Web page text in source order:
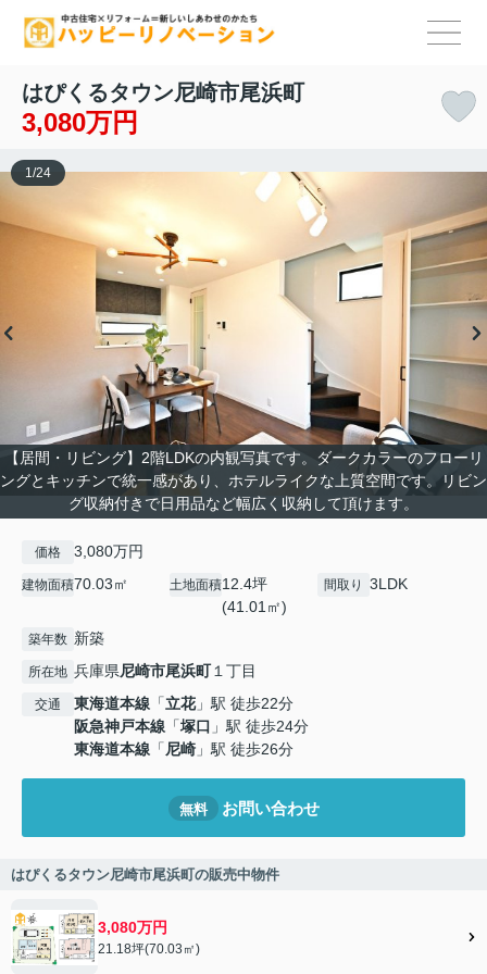
はぴくるタウン尼崎市尾浜町
3,080万円
【居間・リビング】2階LDKの内観写真です。ダークカラーのフローリ
ングとキッチンで統一感があり、ホテルライクな上質空間です。リビン
グ収納付きで日用品など幅広く収納して頂けます。
1 /24
価格 3,080万円
建物面積70.03㎡ 土地面積12.4坪
(41.01㎡)
間取り 3LDK
築年数 新築
所在地 兵庫県尼崎市尾浜町１丁目
交通 東海道本線 「立花」駅 徒歩22分
阪急神戸本線 「塚口 」駅 徒歩24分
東海道本線 「 尼崎 」駅 徒歩26分
無料 お問い合わせ
はぴくるタウン尼崎市尾浜町の販売中物件
3,080万円
21.18坪(70.03㎡)